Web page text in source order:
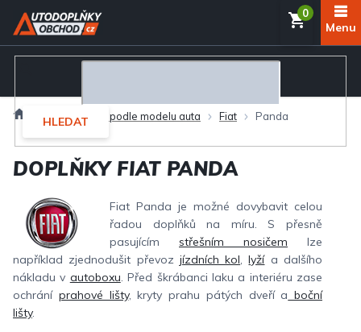
Přejít
obsah
HLEDAT
Autodoplňky podle modelu auta Fiat Panda
DOPLŇKY FIAT PANDA
Fiat Panda je možné dovybavit celou
řadou doplňků na míru. S přesně
pasujícím střešním nosičem lze
například zjednodušit převoz jízdních kol,lyžía dalšího
nákladu v autoboxu. Před škrábanci laku a interiéru zase
ochrání prahové lišty, kryty prahu pátých dveří a boční
lišty.